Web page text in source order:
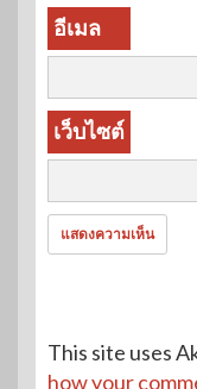
อีเมล
เว็บไซต์
This site uses
how your